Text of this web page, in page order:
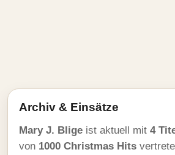
Archiv & Einsätze
Mary J. Blige ist aktuell mit 4
von 1000 Christmas Hits